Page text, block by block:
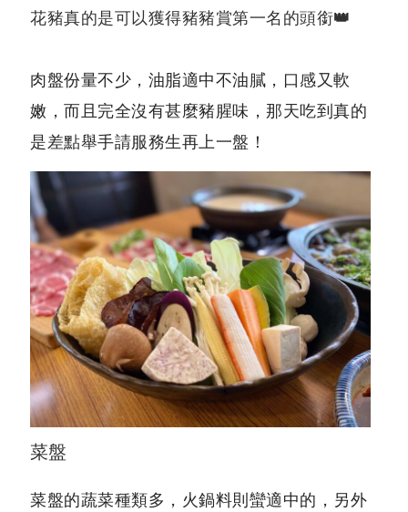
花豬真的是可以獲得豬豬賞第一名的頭銜👑
肉盤份量不少，油脂適中不油膩，口感又軟
嫩，而且完全沒有甚麼豬腥味，那天吃到真的
是差點舉手請服務生再上一盤！
菜盤
菜盤的蔬菜種類多，火鍋料則蠻適中的，另外